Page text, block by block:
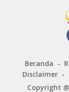
Beranda
Disclaimer
Copyright